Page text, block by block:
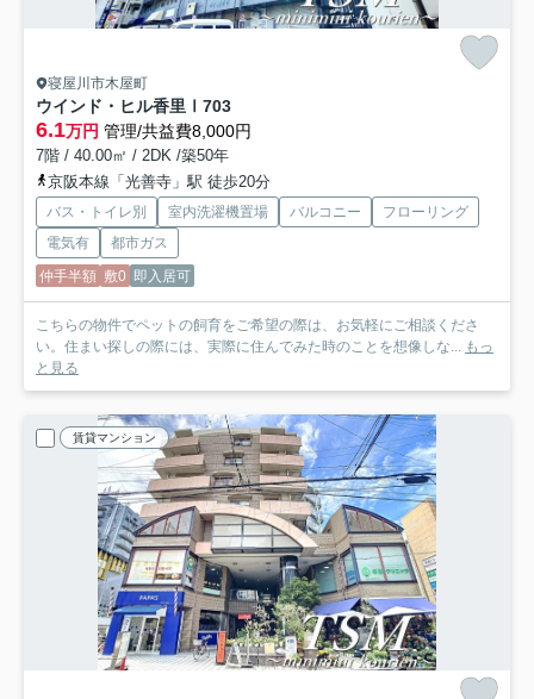
寝屋川市木屋町
ウインド・ヒル香里Ⅰ 703
6.1万円 管理/共益費8,000円
7階 / 40.00㎡ / 2DK /築50年
京阪本線「光善寺」駅 徒歩20分
バス・トイレ別 室内洗濯機置場 バルコニー
フローリング
電気有
都市ガス
仲手半額 敷0 即入居可
こちらの物件でペットの飼育をご希望の際は、お気軽にご相談くださ
い。住まい探しの際には、実際に住んでみた時のことを想像しな... もっ
と見る
賃貸マンション